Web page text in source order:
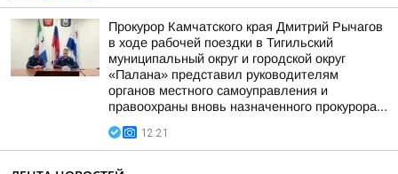
Прокурор Камчатского края Дмитрий Рычагов
в ходе рабочей поездки в Тигильский
муниципальный округ и городской округ
«Палана» представил руководителям
органов местного самоуправления и
правоохраны вновь назначенного прокурора...
12:21